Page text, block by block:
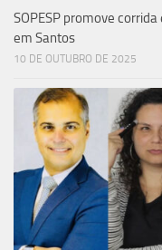
SOPESP promove
em Santos
10 DE OUTUBRO DE 2025